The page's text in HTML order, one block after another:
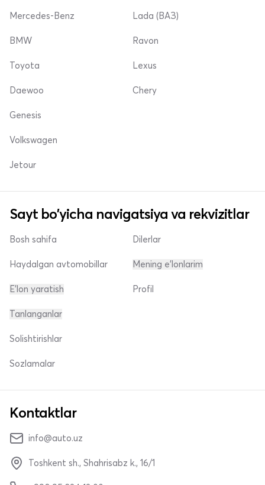
Mercedes-Benz Lada (ВАЗ)
BMW
Toyota
Daewoo
Ravon
Lexus
Chery
Genesis
Volkswagen
Jetour
Sayt bo'yicha navigatsiya va rekvizitlar
Bosh sahifa
Haydalgan avtomobillar
E'lon yaratish
Dilerlar
Mening e'lonlarim
Profil
Tanlanganlar
Solishtirishlar
Sozlamalar
Kontaktlar
info@auto.uz
Toshkent sh., Shahrisabz k., 16/1